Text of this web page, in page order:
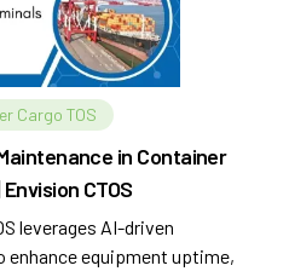
Cargo TOS
in Container
CTOS
leverages AI-driven
equipment uptime,